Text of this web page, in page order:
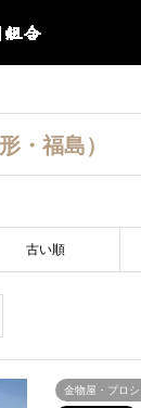
・福島）
古い順
金物屋・プロ